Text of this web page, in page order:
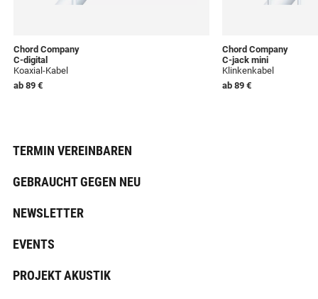
Chord Company
C-digital
Koaxial-Kabel
ab 89 €
Chord Company
C-jack mini
Klinkenkabel
ab 89 €
TERMIN VEREINBAREN
GEBRAUCHT GEGEN NEU
NEWSLETTER
EVENTS
PROJEKT AKUSTIK